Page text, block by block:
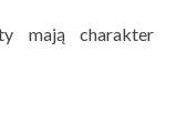
mają charakter